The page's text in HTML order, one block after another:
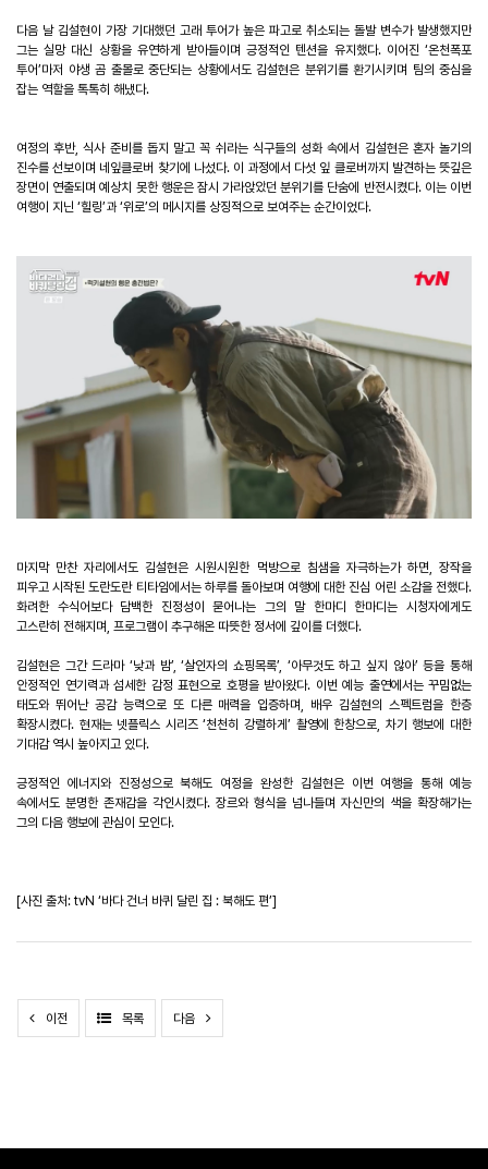
다음 날 김설현이 가장 기대했던 고래 투어가 높은 파고로 취소되는 돌발 변수가 발생했지만
그는 실망 대신 상황을 유연하게 받아들이며 긍정적인 텐션을 유지했다. 이어진 ‘온천폭포
투어’마저 야생 곰 출몰로 중단되는 상황에서도 김설현은 분위기를 환기시키며 팀의 중심을
잡는 역할을 톡톡히 해냈다.
여정의 후반,식사 준비를 돕지 말고 꼭 쉬라는 식구들의 성화 속에서 김설현은 혼자 놀기의
진수를 선보이며 네잎클로버 찾기에 나섰다. 이 과정에서 다섯 잎 클로버까지 발견하는 뜻깊은
장면이 연출되며 예상치 못한 행운은 잠시 가라앉았던 분위기를 단숨에 반전시켰다. 이는 이번
여행이 지닌 ‘힐링’과‘위로’의 메시지를 상징적으로 보여주는 순간이었다.
마지막 만찬 자리에서도 김설현은 시원시원한 먹방으로 침샘을 자극하는가 하면 ,장작을
피우고 시작된 도란도란 티타임에서는 하루를 돌아보며 여행에 대한 진심 어린 소감을 전했다.
화려한 수식어보다 담백한 진정성이 묻어나는 그의 말 한마디 한마디는 시청자에게도
고스란히 전해지며 프로그램이 추구해온 따뜻한 정서에 깊이를 더했다.
김설현은 그간 드라마‘낮과 밤’, ‘살인자의 쇼핑목록’, ‘아무것도 하고 싶지 않아’등을 통해
안정적인 연기력과 섬세한 감정 표현으로 호평을 받아왔다. 이번 예능 출연에서는 꾸밈없는
태도와 뛰어난 공감 능력으로 또 다른 매력을 입증하며
배우 김설현의 스펙트럼을 한층
확장시켰다. 현재는 넷플릭스 시리즈‘천천히 강렬하게’ 촬영에 한창으로 차기 행보에 대한
기대감 역시 높아지고 있다.
긍정적인 에너지와 진정성으로 북해도 여정을 완성한 김설현은 이번 여행을 통해 예능
속에서도 분명한 존재감을 각인시켰다. 장르와 형식을 넘나들며 자신만의 색을 확장해가는
그의 다음 행보에 관심이 모인다.
[사진 출처: tvN ‘바다 건너 바퀴 달린 집 : 북해도 편’]
이전 목록 다음